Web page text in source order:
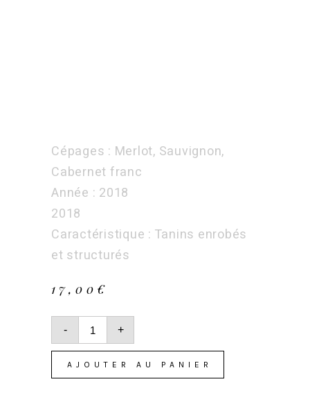
Cépages : Merlot, Sauvignon,
Cabernet franc
Année : 2018
2018
Caractéristique : Tanins enrobés
et structurés
17,00 €
-
quantité
Domaine
Julien
Auroux
« Bergerac
2018 »
+
AJOUTER AU PANIER